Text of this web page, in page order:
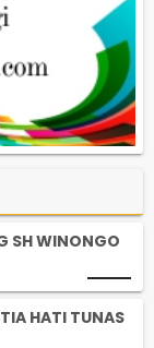
SH WINONGO
HATI TUNAS